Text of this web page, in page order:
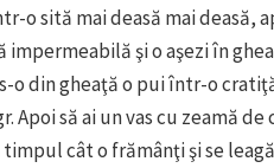
o sită mai deasă mai deasă,
şi o aşezi în
o din gheaţă o pui într-o
Apoi să ai un vas cu zeamă
cât o frămânţi şi se